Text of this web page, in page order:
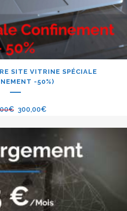
SITE VITRINE SPÉCIALE
-50%)
€ 300,00€